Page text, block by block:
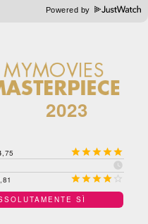
Powered by
2023


 
SÌ